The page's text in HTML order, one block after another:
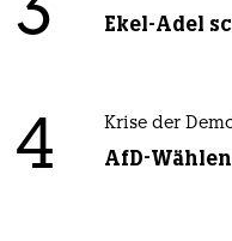
3 Ekel-Adel
4 Krise der
AfD-